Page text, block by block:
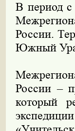
В период
России.
Южный
России –
который